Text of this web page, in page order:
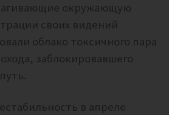
окружающую
своих видений
облако токсичного пара
заблокировавшего
в апреле